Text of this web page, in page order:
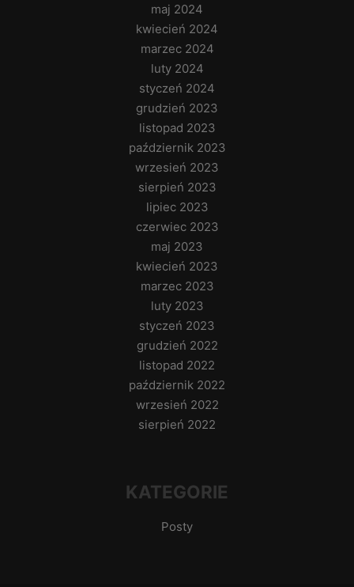
maj 2024
kwiecień 2024
marzec 2024
luty 2024
styczeń 2024
grudzień 2023
listopad 2023
październik 2023
wrzesień 2023
sierpień 2023
lipiec 2023
czerwiec 2023
maj 2023
kwiecień 2023
marzec 2023
luty 2023
styczeń 2023
grudzień 2022
listopad 2022
październik 2022
wrzesień 2022
sierpień 2022
KATEGORIE
Posty